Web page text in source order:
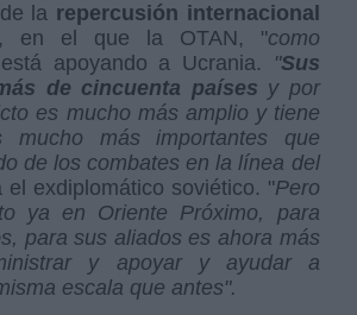
la repercusión internacional
, en el que la OTAN, "como
apoyando a Ucrania. "Sus
de cincuenta países y por
es mucho más amplio y tiene
mucho más importantes que
de los combates en la línea del
el exdiplomático soviético. "Pero
ya en Oriente Próximo, para
para sus aliados es ahora más
y apoyar y ayudar a
escala que antes".